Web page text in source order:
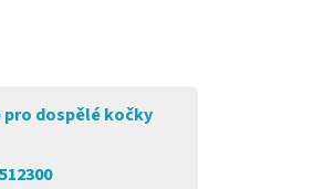
pro dospělé kočky